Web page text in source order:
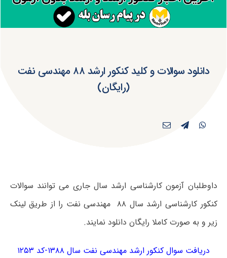
دانلود سوالات و کلید کنکور ارشد ۸۸ مهندسی نفت
(رایگان)
داوطلبان آزمون کارشناسی ارشد سال جاری می توانند سوالات
کنکور کارشناسی ارشد سال ۸۸ مهندسی نفت را از طریق لینک
زیر و به صورت کاملا رایگان دانلود نمایند.
دریافت سوال کنکور ارشد مهندسی نفت سال ۱۳۸۸-کد ۱۲۵۳